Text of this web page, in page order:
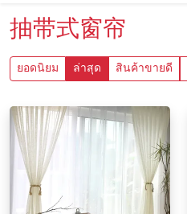
抽带式窗帘
ยอดนิยม ล่าสุด สินค้าขายดี